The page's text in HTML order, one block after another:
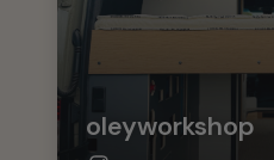
oleyworkshop